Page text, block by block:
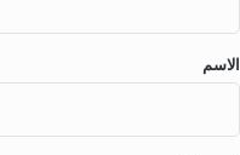
*
الاسم